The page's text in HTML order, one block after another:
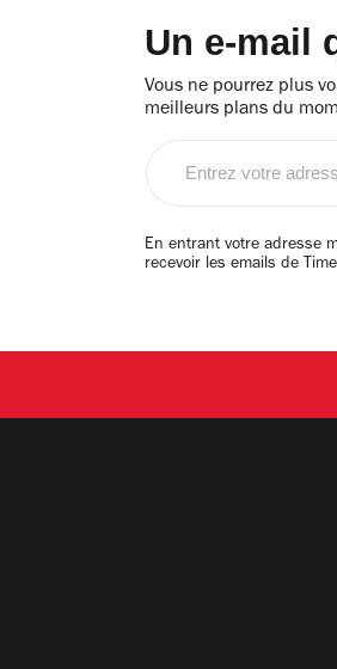
Un e-mail
Vous ne pourrez plus
meilleurs plans du
email
En entrant votre adresse
recevoir les emails de